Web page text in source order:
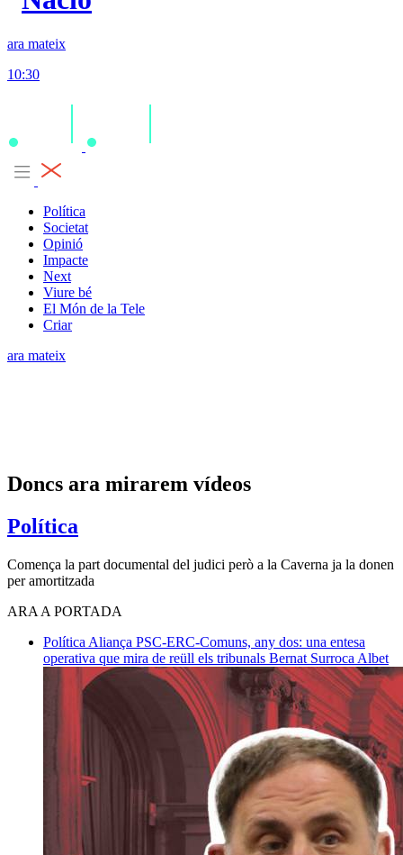
ara mateix
10:30
Política
Societat
Opinió
Impacte
Next
Viure bé
El Món de la Tele
Criar
ara mateix
Doncs ara mirarem vídeos
Política
Comença la part documental del judici però a la Caverna ja la donen
per amortitzada
ARA A PORTADA
Política Aliança PSC-ERC-Comuns, any dos: una entesa
operativa que mira de reüll els tribunals Bernat Surroca Albet